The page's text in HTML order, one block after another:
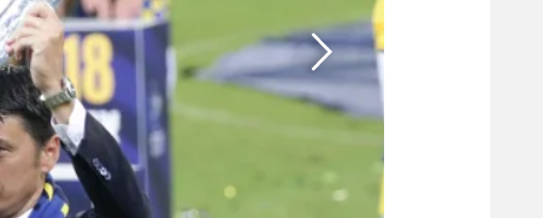
מדיניות פרטיות
תקנון פעילות ספורט 1
רשיון להקרנה פומבית לבית עסק
לוח דרושים – ג'ובנט